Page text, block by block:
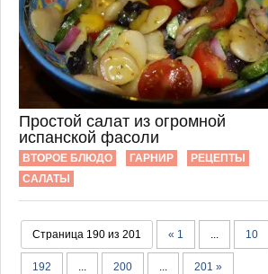
Простой салат из огромной
испанской фасоли
ВТОРОЕ БЛЮДО ГАРНИР
РЕЦЕПТЫ
САЛАТЫ
Страница 190 из 201 « 1 ... 10
192 ... 200 ... 201 »